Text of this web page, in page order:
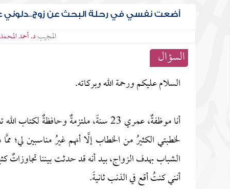
أضعت نفسي في رحلة البحث عن زوج..دلوني
المجيبد. أحمد
السؤال
السلام عليكم ورحمة الله وبركاته.
أنا موظفةٌ، عمري 23 سنةً، ملتزمةٌ
لخطبتي الكثيرُ من الخطاب إلَّا أنهم غيرُ مناسبين
الشباب بهدف الزواج، بيد أنه قد حدثت بيننا
أنني كنتُ أقع في الذنب ثانيةً.